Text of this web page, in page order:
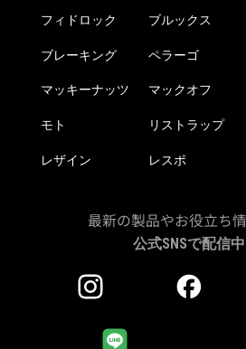
フィドロック ブルックス
ブレーキング ペラーゴ
マッキーナッツ マックオフ
モト リストラップ
レザイン レスポ
最新の製品やお役立ち
公式SNSで配信中